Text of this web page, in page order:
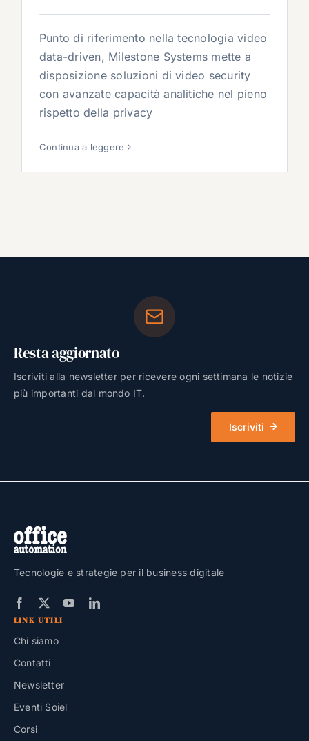
Punto di riferimento nella tecnologia video
data-driven, Milestone Systems mette a
disposizione soluzioni di video security
con avanzate capacità analitiche nel pieno
rispetto della privacy
Continua a leggere
Resta aggiornato
Iscriviti alla newsletter per ricevere ogni settimana le notizie
più importanti dal mondo IT.
Iscriviti
Tecnologie e strategie per il business digitale
LINK UTILI
Chi siamo
Contatti
Newsletter
Eventi Soiel
Corsi